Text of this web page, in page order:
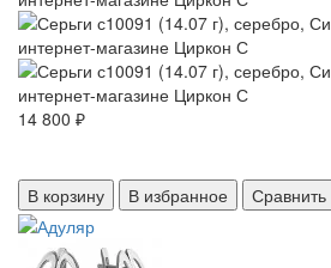
14 800 ₽
В корзину В избранное Сравнить